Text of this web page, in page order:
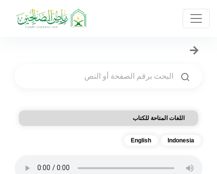
اللغات المتاحة للكتاب
Indonesia
English